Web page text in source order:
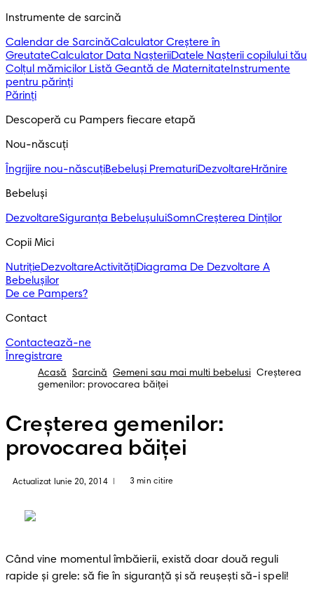
Instrumente de sarcină
Calendar de SarcinăCalculator Creștere în
GreutateCalculator Data NașteriiDatele Nașterii copilului tău
Colțul mămicilor Listă Geantă de Maternitate Instrumente
pentru părinți
Părinți
Descoperă cu Pampers fiecare etapă
Nou-născuți
Îngrijire nou-născuțiBebeluși PrematuriDezvoltareHrănire
Bebeluși
DezvoltareSiguranța BebelușuluiSomnCreșterea Dinților
Copii Mici
NutrițieDezvoltareActivitățiDiagrama De Dezvoltare A
Bebelușilor
De ce Pampers?
Contact
Contactează-ne
Înregistrare
Acasă Sarcină Gemeni sau mai multi bebelusi
Creșterea
gemenilor: provocarea băiței
Creșterea gemenilor:
provocarea băiței
Actualizat Iunie 20, 2014 3 min citire
Când vine momentul îmbăierii, există doar două reguli
rapide și grele: să fie în siguranță și să reușești să-i speli!